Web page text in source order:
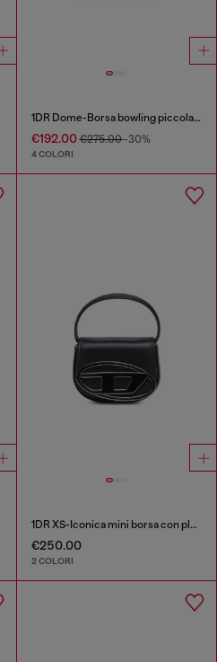
1DR Dome-Borsa bowling piccola colour-block
€192.00€275.00-30%
4 COLORI
1DR XS-Iconica mini borsa con placca D logo
€250.00
2 COLORI